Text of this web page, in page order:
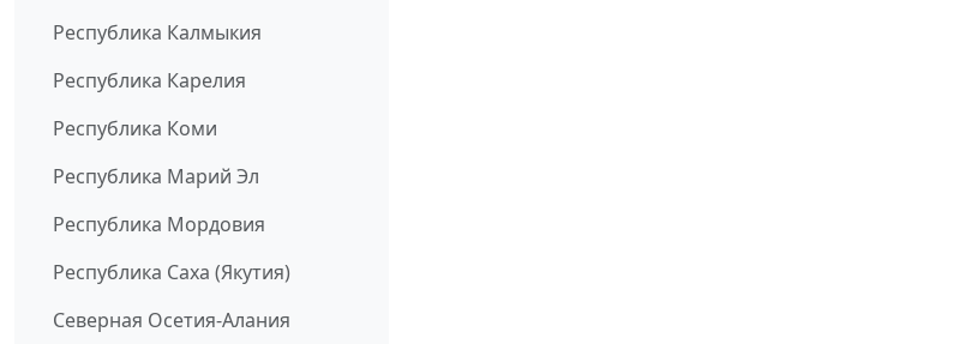
Республика Калмыкия
Республика Карелия
Республика Коми
Республика Марий Эл
Республика Мордовия
Республика Саха (Якутия)
Северная Осетия-Алания